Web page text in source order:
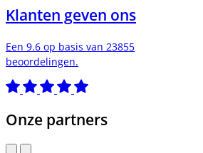
Klanten geven ons
Een 9.6 op basis van 23855
beoordelingen.
Onze partners